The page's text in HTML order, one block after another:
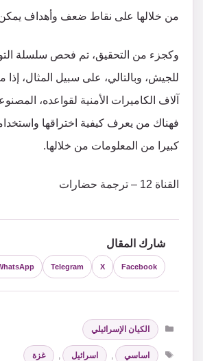
من خلالها على نقاط ضعف وأهداف
وكجزء من التحقيق، تم فحص سلسلة
للجيش، وبالتالي، على سبيل المثال،
آلاف الكاميرات الأمنية لقواعده،
فهناك من يعرف كيفية اختراقها
كبيرا من المعلومات من خلالها.
القناة 12 – ترجمة حضارات
شارك المقال
Facebook
X
Telegram
التصنيفات
الكيان الإسرائيلي
الوسوم
اساسي , اسرائيل , غزة